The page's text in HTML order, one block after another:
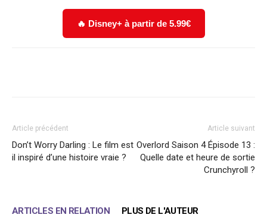
🔥 Disney+ à partir de 5.99€
Article précédent
Don’t Worry Darling : Le film est
il inspiré d’une histoire vraie ?
Article suivant
Overlord Saison 4 Épisode 13 :
Quelle date et heure de sortie
Crunchyroll ?
ARTICLES EN RELATION PLUS DE L'AUTEUR